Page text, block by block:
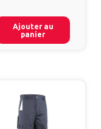
Ajouter au
panier